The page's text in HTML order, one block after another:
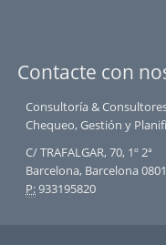
Contacte con
Consultoría &
Chequeo, Gestión y
C/ TRAFALGAR, 70, 1º 2ª
Barcelona, Barcelona
P:933195820